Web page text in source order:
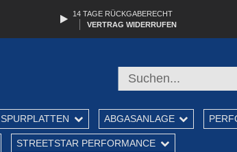
14 TAGE RÜCKGABERECHT
VERTRAG WIDERRUFEN
SPURPLATTEN ABGASANLAGE
STREETSTAR PERFORMANCE